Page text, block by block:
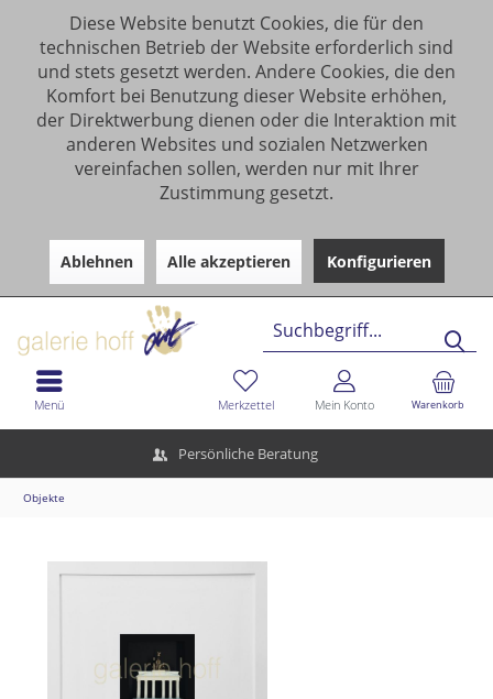
Diese Website benutzt Cookies, die für den
technischen Betrieb der Website erforderlich sind
und stets gesetzt werden. Andere Cookies, die den
Komfort bei Benutzung dieser Website erhöhen,
der Direktwerbung dienen oder die Interaktion mit
anderen Websites und sozialen Netzwerken
vereinfachen sollen, werden nur mit Ihrer
Zustimmung gesetzt.
Ablehnen Alle akzeptieren Konfigurieren
Persönliche Beratung
Warenkorb
Merkzettel Mein Konto
Menü
Objekte